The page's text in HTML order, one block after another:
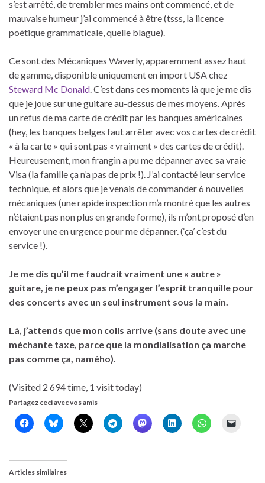
s’est arrêté, de trembler mes mains ont commencé, et de
mauvaise humeur j’ai commencé à être (tsss, la licence
poétique grammaticale, quelle blague).
Ce sont des Mécaniques Waverly, apparemment assez haut
de gamme, disponible uniquement en import USA chez
Steward Mc Donald . C’est dans ces moments là que je me dis
que je joue sur une guitare au-dessus de mes moyens. Après
un refus de ma carte de crédit par les banques américaines
(hey, les banques belges faut arrêter avec vos cartes de crédit
« à la carte » qui sont pas « vraiment » des cartes de crédit).
Heureusement, mon frangin a pu me dépanner avec sa vraie
Visa (la famille ça n’a pas de prix !). J’ai contacté leur service
technique, et alors que je venais de commander 6 nouvelles
mécaniques (une rapide inspection m’a montré que les autres
n’étaient pas non plus en grande forme), ils m’ont proposé d’en
envoyer une en urgence pour me dépanner. (‘ça’ c’est du
service !).
Je me dis qu’il me faudrait vraiment une « autre »
guitare, je ne peux pas m’engager l’esprit tranquille pour
des concerts avec un seul instrument sous la main.
Là, j’attends que mon colis arrive (sans doute avec une
méchante taxe, parce que la mondialisation ça marche
pas comme ça, namého).
(Visited 2 694 time, 1 visit today)
Partagez ceci avec vos amis
Articles similaires